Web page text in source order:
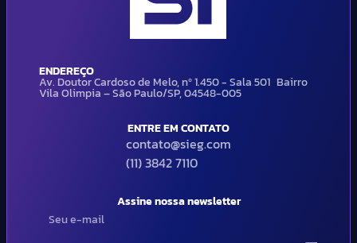
ENDEREÇO
Av. Doutor Cardoso de Melo, nº 1.450 - Sala 501 Bairro
Vila Olimpia – São Paulo/SP, 04548-005
ENTRE EM CONTATO
contato@sieg.com
(11) 3842 7110
Assine nossa newsletter